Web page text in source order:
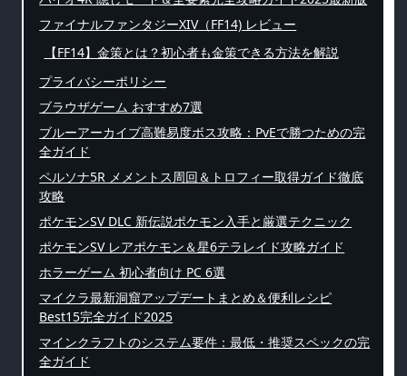
ファイナルファンタジーXIV（FF14) レビュー
【FF14】金策とは？初心者も金策できる方法を解説
プライバシーポリシー
ブラウザゲーム おすすめ7選
ブルーアーカイブ高難易度ボス攻略：PvEで勝つための完
全ガイド
ペルソナ5R メメントス周回＆トロフィー取得ガイド徹底
攻略
ポケモンSV DLC 新伝説ポケモン入手と厳選テクニック
ポケモンSV レアポケモン＆星6テラレイド攻略ガイド
ホラーゲーム 初心者向け PC 6選
マイクラ最新洞窟アップデートまとめ＆便利レシピ
Best15完全ガイド2025
マインクラフトのシステム要件：最低・推奨スペックの完
全ガイド